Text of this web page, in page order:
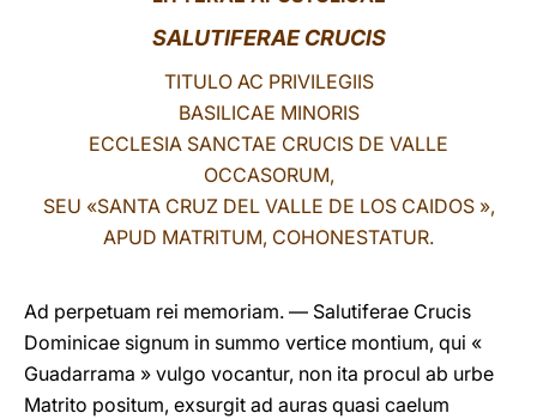
SALUTIFERAE CRUCIS
TITULO AC PRIVILEGIIS
BASILICAE MINORIS
ECCLESIA SANCTAE CRUCIS DE VALLE
OCCASORUM,
SEU «SANTA CRUZ DEL VALLE DE LOS CAIDOS »,
APUD MATRITUM, COHONESTATUR.
Ad perpetuam rei memoriam. — Salutiferae Crucis
Dominicae signum in summo vertice montium, qui «
Guadarrama » vulgo vocantur, non ita procul ab urbe
Matrito positum, exsurgit ad auras quasi caelum